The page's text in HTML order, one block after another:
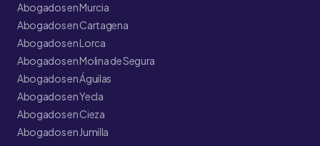
Abogados en Murcia
Abogados en Cartagena
Abogados en Lorca
Abogados en Molina de Segura
Abogados en Águilas
Abogados en Yecla
Abogados en Cieza
Abogados en Jumilla